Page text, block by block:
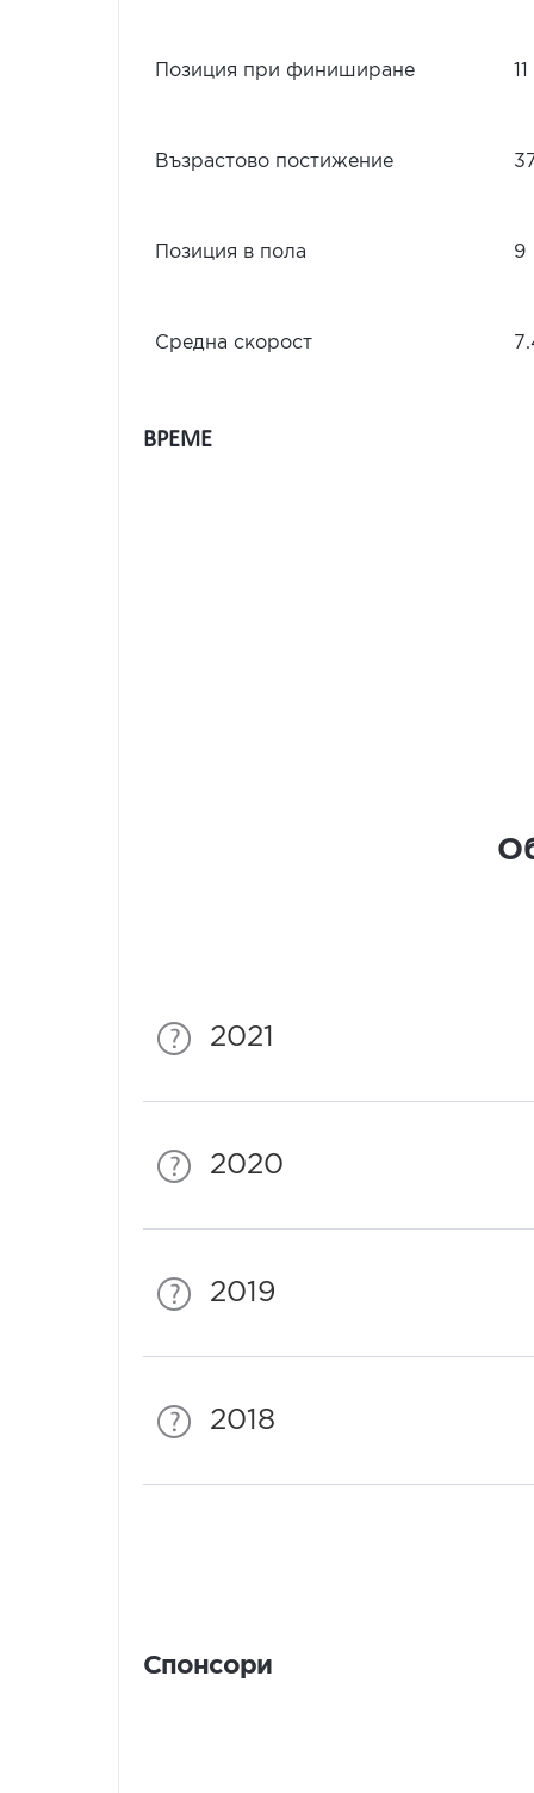
Позиция при финиширане
Възрастово постижение
Позиция в пола 9
Средна скорост
ВРЕМЕ
2021
2020
2019
2018
Спонсори